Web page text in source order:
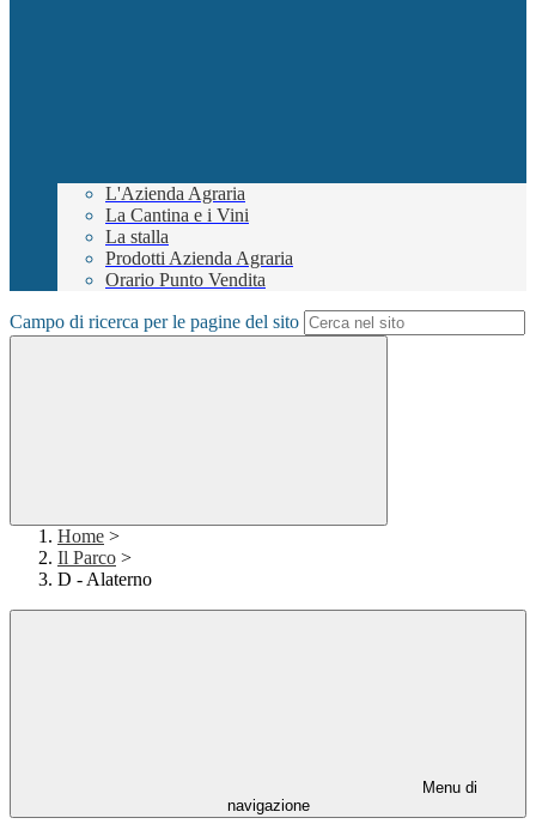
L'Azienda Agraria
La Cantina e i Vini
La stalla
Prodotti Azienda Agraria
Orario Punto Vendita
Campo di ricerca per le pagine del sito
Home >
Il Parco >
D - Alaterno
Menu di
navigazione